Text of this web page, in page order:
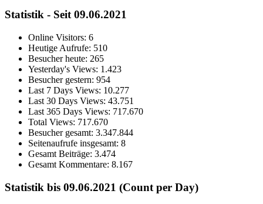
Statistik - Seit 09.06.2021
Online Visitors: 6
Heutige Aufrufe: 510
Besucher heute: 265
Yesterday's Views: 1.423
Besucher gestern: 954
Last 7 Days Views: 10.277
Last 30 Days Views: 43.751
Last 365 Days Views: 717.670
Total Views: 717.670
Besucher gesamt: 3.347.844
Seitenaufrufe insgesamt: 8
Gesamt Beiträge: 3.474
Gesamt Kommentare: 8.167
Statistik bis 09.06.2021 (Count per Day)